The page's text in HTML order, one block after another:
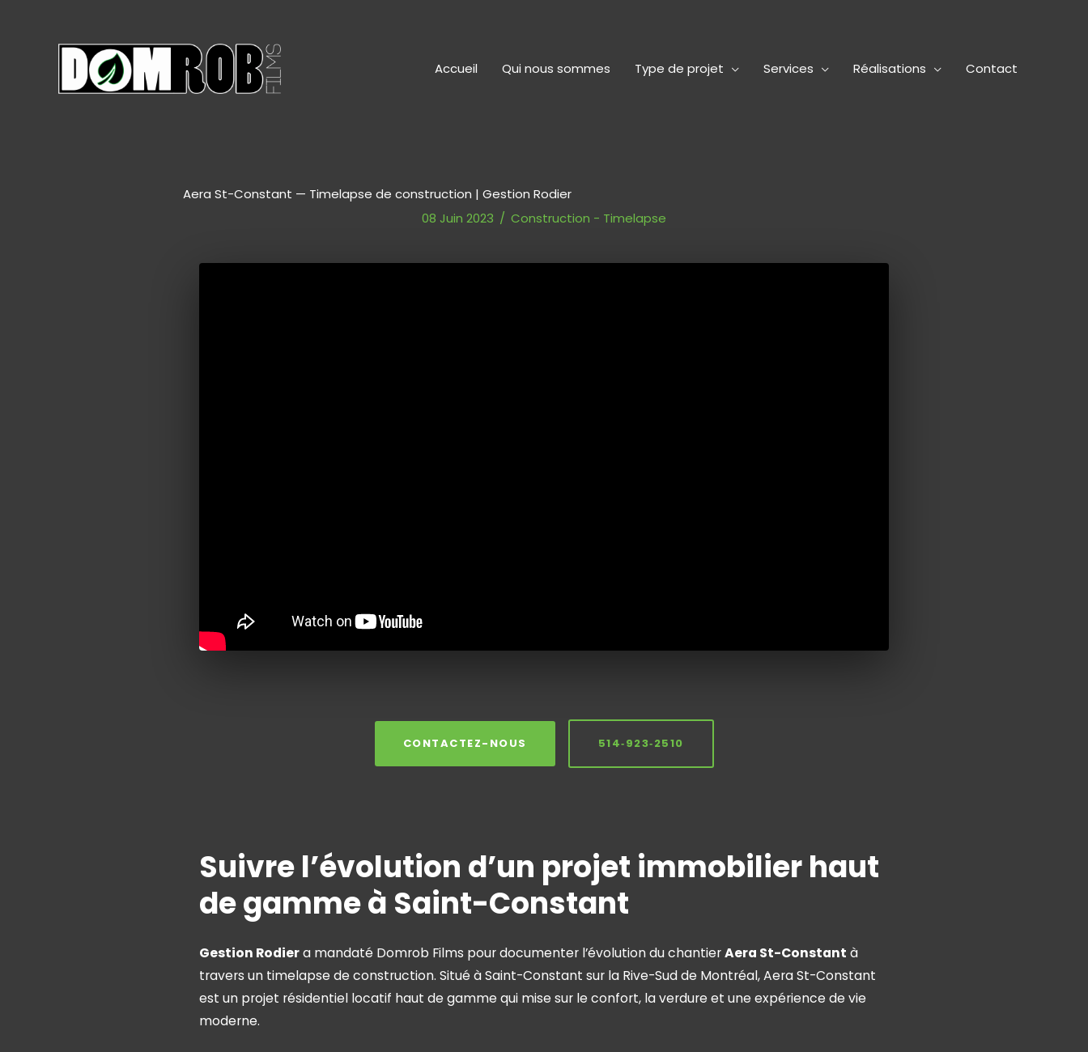
Accueil Qui nous sommes Type de projet Services Réalisations Contact
Aera St-Constant — Timelapse de construction | Gestion Rodier
08 Juin 2023 / Construction - Timelapse
CONTACTEZ-NOUS 514‑923‑2510
Suivre l’évolution d’un projet immobilier haut
de gamme à Saint-Constant
Gestion Rodiera mandaté Domrob Films pour documenter l’évolution du chantierAera St-Constant à
travers un timelapse de construction. Situé à Saint-Constant sur la Rive-Sud de Montréal, Aera St-Constant
est un projet résidentiel locatif haut de gamme qui mise sur le confort, la verdure et une expérience de vie
moderne.